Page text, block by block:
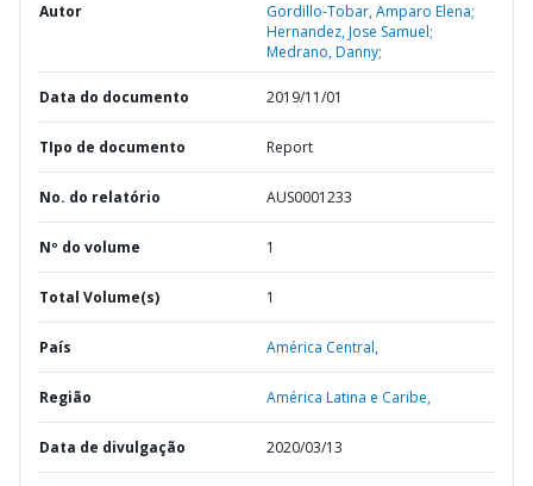
Autor
Gordillo-Tobar, Amparo Elena;
Hernandez, Jose Samuel;
Medrano, Danny;
Data do documento 2019/11/01
TIpo de documento Report
No. do relatório AUS0001233
Nº do volume 1
Total Volume(s) 1
País América Central,
Região América Latina e Caribe,
Data de divulgação 2020/03/13